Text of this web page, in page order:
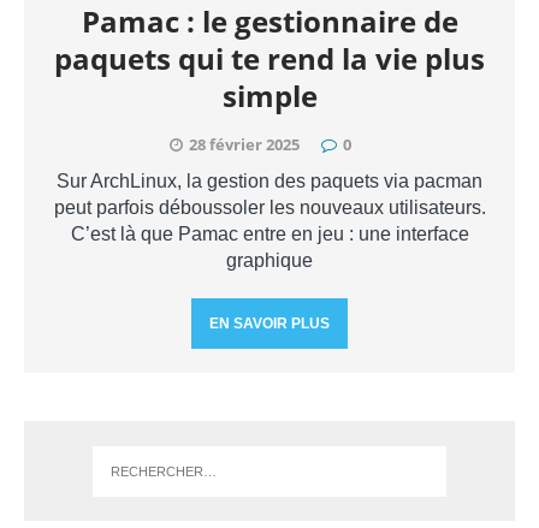
Pamac : le gestionnaire de
paquets qui te rend la vie plus
simple
28 février 2025 0
Sur ArchLinux, la gestion des paquets via pacman
peut parfois déboussoler les nouveaux utilisateurs.
C’est là que Pamac entre en jeu : une interface
graphique
EN SAVOIR PLUS